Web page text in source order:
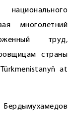
многолетний
труд,
страны
at